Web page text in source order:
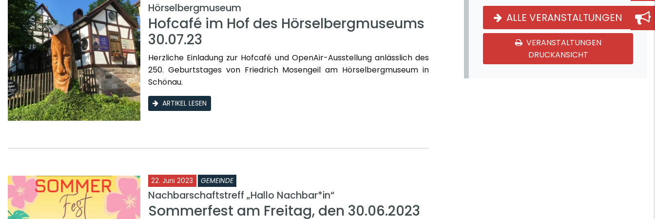
Hörselbergmuseum
Hofcafé im Hof des Hörselbergmuseums
30.07.23
Herzliche Einladung zur Hofcafé und OpenAir-Ausstellung anlässlich des
250. Geburtstages von Friedrich Mosengeil am Hörselbergmuseum in
Schönau.
ARTIKEL LESEN
22. Juni 2023 GEMEINDE
Nachbarschaftstreff „Hallo Nachbar*in“
Sommerfest am Freitag, den 30.06.2023
ALLE VERANSTALTUNGEN
VERANSTALTUNGEN
DRUCKANSICHT